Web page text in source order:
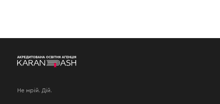
Не мрій. Дій.